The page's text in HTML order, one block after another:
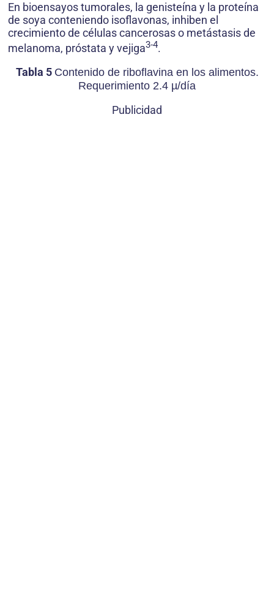
En bioensayos tumorales, la genisteína y la proteína
de soya conteniendo isoflavonas, inhiben el
crecimiento de células cancerosas o metástasis de
melanoma, próstata y vejiga3-4.
Tabla 5 Contenido de riboflavina en los alimentos.
Requerimiento 2.4 µ/día
Publicidad